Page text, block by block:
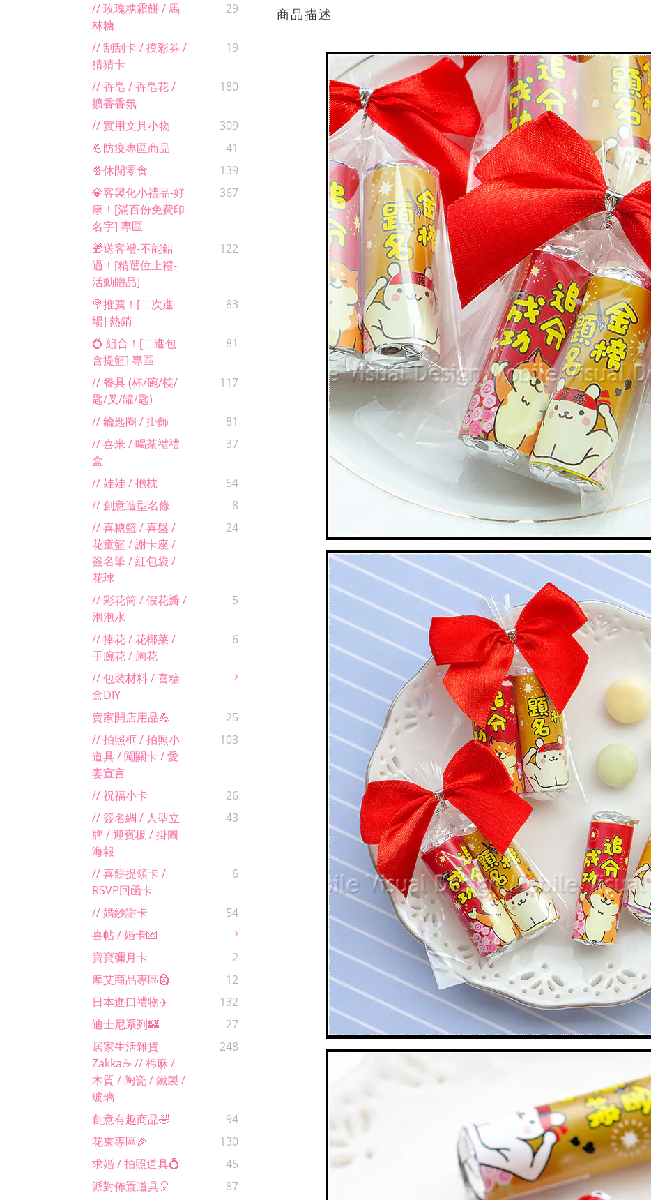
// 玫瑰糖霜餅 / 馬
林糖
29
// 刮刮卡 / 摸彩券 /
猜猜卡
19
// 香皂 / 香皂花 /
擴香香氛
180
// 實用文具小物
309
💪防疫專區商品
41
🍿休閒零食
139
💎客製化小禮品-好
康！[滿百份免費印
名字] 專區
367
🎁送客禮-不能錯
過！[精選位上禮-
活動贈品]
122
🍭推薦！[二次進
場] 熱銷
83
💍 組合！[二進包
含提籃] 專區
81
// 餐具 (杯/碗/筷/
匙/叉/罐/匙)
117
// 鑰匙圈 / 掛飾
81
// 喜米 / 喝茶禮禮
盒
37
// 娃娃 / 抱枕
54
// 創意造型名條
8
// 喜糖籃 / 喜盤 /
花童籃 / 謝卡座 /
簽名筆 / 紅包袋 /
花球
24
// 彩花筒 / 假花瓣 /
泡泡水
5
// 捧花 / 花椰菜 /
手腕花 / 胸花
6
// 包裝材料 / 喜糖
盒DIY
賣家開店用品💪
25
// 拍照框 / 拍照小
道具 / 闖關卡 / 愛
妻宣言
103
// 祝福小卡
26
// 簽名綢 / 人型立
牌 / 迎賓板 / 掛圖
海報
43
// 喜餅提領卡 /
RSVP回函卡
6
// 婚紗謝卡
54
喜帖 / 婚卡💌
寶寶彌月卡
2
摩艾商品專區🗿
12
日本進口禮物✈️
132
迪士尼系列🏰
27
居家生活雜貨
Zakka☕️ // 棉麻 /
木質 / 陶瓷 / 鐵製 /
玻璃
248
創意有趣商品🤣
94
花束專區🎉
130
求婚 / 拍照道具💍
45
派對佈置道具🎈
87
商品描述